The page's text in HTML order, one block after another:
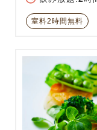
室料2時間無料